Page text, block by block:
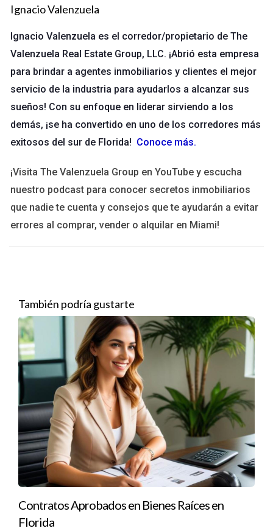
críticos; si te sumerges completamente en tu trabajo, tendrás
implica no solo trabajar durante las horas habituales, sino
también estar disponible para tus clientes cuando lo
necesiten.
Estrategia de marketing
Una estrategia de marketing bien definida puede marcar la
diferencia entre el éxito y el fracaso. Utiliza redes sociales,
online para llegar a un público más amplio. La presentación
visual de las propiedades también es esencial; asegúrate de
tener fotos profesionales que muestren cada rincón.
sector. Cuantas más personas conozcas, más oportunidades
tendrás para generar referencias y cerrar ventas.
Casos Prácticos Naturales
Analicemos tres casos prácticos que muestran cómo
diferentes agentes han logrado generar ingresos consistentes
tras obtener su licencia.
Caso 1: El agente proactivo
María, una nueva agente inmobiliaria, decidió adoptar un
enfoque proactivo desde el principio. Se inscribió en cursos
seminarios locales sobre bienes raíces. Gracias a su
dedicación y esfuerzo constante, logró cerrar su primera
Ignacio Valenzuela
Ignacio Valenzuela es el corredor/propietario de The
Valenzuela Real Estate Group, LLC. ¡Abrió esta empresa
para brindar a agentes inmobiliarios y clientes el mejor
servicio de la industria para ayudarlos a alcanzar sus
sueños! Con su enfoque en liderar sirviendo a los
demás, ¡se ha convertido en uno de los corredores más
exitosos del sur de Florida! Conoce más.
¡Visita The Valenzuela Group en YouTube y escucha
nuestro podcast para conocer secretos inmobiliarios
que nadie te cuenta y consejos que te ayudarán a evitar
errores al comprar, vender o alquilar en Miami!
También podría gustarte
Contratos Aprobados en Bienes Raíces en
Florida